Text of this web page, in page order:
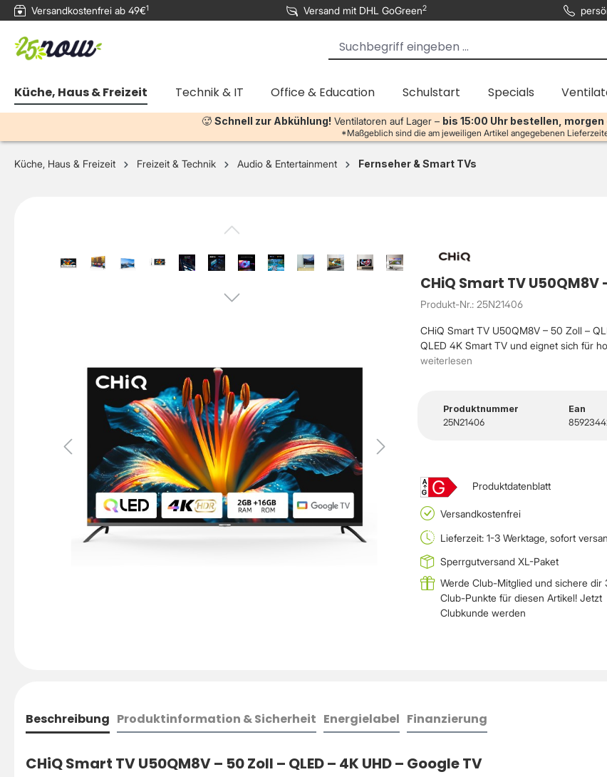
springen Zur Hauptnavigation springen
Versandkostenfrei ab 49€1 Versand mit DHL GoGreen2
Küche, Haus & Freizeit Technik & IT Office & Education Schulstart Specials
🥵 Schnell zur Abkühlung! Ventilatoren auf Lager – bis 15:00 Uhr bestellen,
*Maßgeblich sind die am jeweiligen Artikel angegebenen
Küche, Haus & Freizeit Freizeit & Technik Audio & Entertainment Fernseher & Smart TVs
CHiQ Smart TV U50QM8V
Produkt-Nr.: 25N21406
CHiQ Smart TV U50QM8V – 50 Zoll –
QLED 4K Smart TV und eignet sich für
weiterlesen
Produktnummer
25N21406
Ean
G
A
↑
G
Produktdatenblatt
Versandkostenfrei
Lieferzeit: 1-3 Werktage, sofort
Sperrgutversand XL-Paket
Werde Club-Mitglied und sichere dir
Club-Punkte für diesen Artikel! Jetzt
Clubkunde werden
Beschreibung Produktinformation & Sicherheit Energielabel Finanzierung
CHiQ Smart TV U50QM8V – 50 Zoll – QLED – 4K UHD – Google TV